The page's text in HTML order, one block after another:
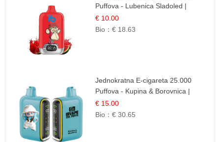
Puffova - Lubenica Sladoled |
Ljetna Desertna Aroma
€ 10.00
Bio：€ 18.63
Jednokratna E-cigareta 25.000
Puffova - Kupina & Borovnica |
Šumska Voćna Mješavina
€ 15.00
Bio：€ 30.65